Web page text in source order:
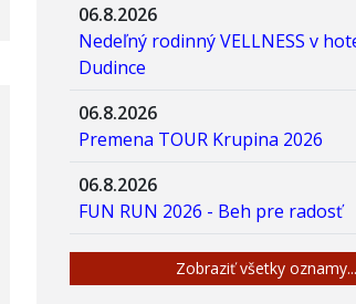
06.8.2026
Nedeľný rodinný VELLNESS v
Dudince
06.8.2026
Premena TOUR Krupina 2026
06.8.2026
FUN RUN 2026 - Beh pre radosť
Zobraziť všetky oznamy...